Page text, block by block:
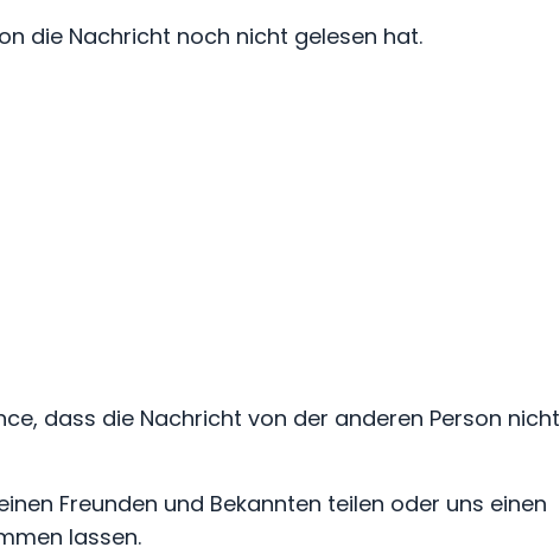
die Nachricht noch nicht gelesen hat.
dass die Nachricht von der anderen Person nicht
Freunden und Bekannten teilen oder uns einen
lassen.